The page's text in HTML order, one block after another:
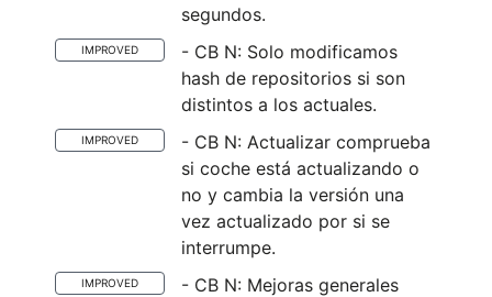
segundos.
IMPROVED
- CB N: Solo modificamos
hash de repositorios si son
distintos a los actuales.
IMPROVED
- CB N: Actualizar comprueba
si coche está actualizando o
no y cambia la versión una
vez actualizado por si se
interrumpe.
IMPROVED
- CB N: Mejoras generales